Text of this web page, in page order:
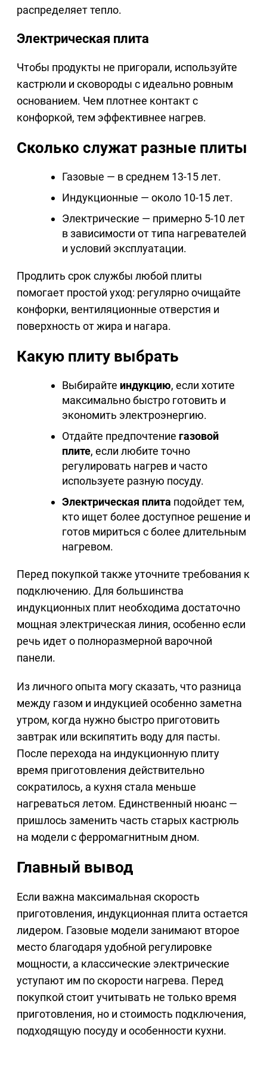
распределяет тепло.
Электрическая плита
Чтобы продукты не пригорали, используйте
кастрюли и сковороды с идеально ровным
основанием. Чем плотнее контакт с
конфоркой, тем эффективнее нагрев.
Сколько служат разные плиты
Газовые — в среднем 13-15 лет.
Индукционные — около 10-15 лет.
Электрические — примерно 5-10 лет
в зависимости от типа нагревателей
и условий эксплуатации.
Продлить срок службы любой плиты
помогает простой уход: регулярно очищайте
конфорки, вентиляционные отверстия и
поверхность от жира и нагара.
Какую плиту выбрать
Выбирайте индукцию, если хотите
максимально быстро готовить и
экономить электроэнергию.
Отдайте предпочтение газовой
плите, если любите точно
регулировать нагрев и часто
используете разную посуду.
Электрическая плита подойдет тем,
кто ищет более доступное решение и
готов мириться с более длительным
нагревом.
Перед покупкой также уточните требования к
подключению. Для большинства
индукционных плит необходима достаточно
мощная электрическая линия, особенно если
речь идет о полноразмерной варочной
панели.
Из личного опыта могу сказать, что разница
между газом и индукцией особенно заметна
утром, когда нужно быстро приготовить
завтрак или вскипятить воду для пасты.
После перехода на индукционную плиту
время приготовления действительно
сократилось, а кухня стала меньше
нагреваться летом. Единственный нюанс —
пришлось заменить часть старых кастрюль
на модели с ферромагнитным дном.
Главный вывод
Если важна максимальная скорость
приготовления, индукционная плита остается
лидером. Газовые модели занимают второе
место благодаря удобной регулировке
мощности, а классические электрические
уступают им по скорости нагрева. Перед
покупкой стоит учитывать не только время
приготовления, но и стоимость подключения,
подходящую посуду и особенности кухни.